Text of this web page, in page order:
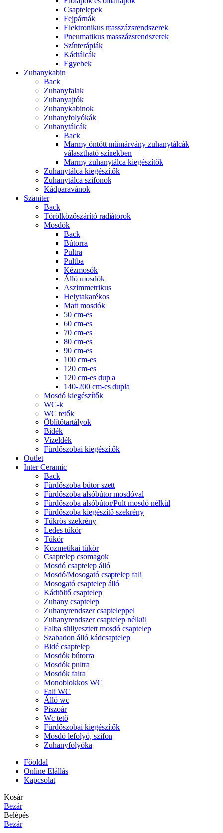
Csaptelepek
Fejpárnák
Elektronikus masszázsrendszerek
Pneumatikus masszázsrendszerek
Színterápiák
Kádtálcák
Egyebek
Zuhanykabin
Back
Zuhanyfalak
Zuhanyajtók
Zuhanykabinok
Zuhanyfolyókák
Zuhanytálcák
Back
Marmy öntött műmárvány zuhanytálcák
választható színekben
Marmy zuhanytálca kiegészítők
Zuhanytálca kiegészítők
Zuhanytálca szifonok
Kádparavánok
Szaniter
Back
Törölközőszárító radiátorok
Mosdók
Back
Bútorra
Pultra
Pultba
Kézmosók
Álló mosdók
Aszimmetrikus
Helytakarékos
Matt mosdók
50 cm-es
60 cm-es
70 cm-es
80 cm-es
90 cm-es
100 cm-es
120 cm-es
120 cm-es dupla
140-200 cm-es dupla
Mosdó kiegészítők
WC-k
WC tetők
Öblítőtartályok
Bidék
Vizeldék
Fürdőszobai kiegészítők
Outlet
Inter Ceramic
Back
Fürdőszoba bútor szett
Fürdőszoba alsóbútor mosdóval
Fürdőszoba alsóbútor/Pult mosdó nélkül
Fürdőszoba kiegészítő szekrény
Tükrös szekrény
Ledes tükör
Tükör
Kozmetikai tükör
Csaptelep csomagok
Mosdó csaptelep álló
Mosdó/Mosogató csaptelep fali
Mosogató csaptelep álló
Kádtöltő csaptelep
Zuhany csaptelep
Zuhanyrendszer csapteleppel
Zuhanyrendszer csaptelep nélkül
Falba süllyesztett mosdó csaptelep
Szabadon álló kádcsaptelep
Bidé csaptelep
Mosdók bútorra
Mosdók pultra
Mosdók falra
Monoblokkos WC
Fali WC
Álló wc
Piszoár
Wc tető
Fürdőszobai kiegészítők
Mosdó lefolyó, szifon
Zuhanyfolyóka
Főoldal
Online Elállás
Kapcsolat
Kosár
Bezár
Belépés
Bezár